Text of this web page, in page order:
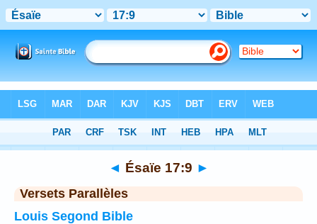
Chapitre 17> Verset 9
◄ Ésaïe 17:9 ►
Versets Parallèles
Louis Segond Bible